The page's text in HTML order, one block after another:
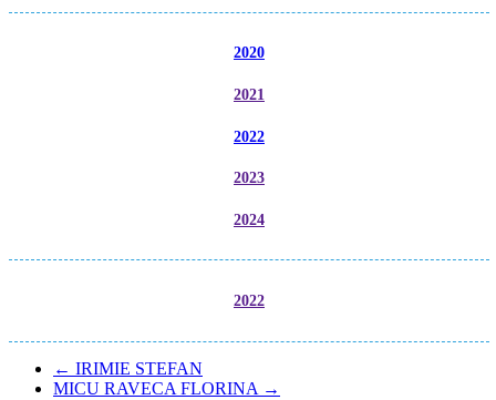
2020
2021
2022
2023
2024
2022
← IRIMIE STEFAN
MICU RAVECA FLORINA →